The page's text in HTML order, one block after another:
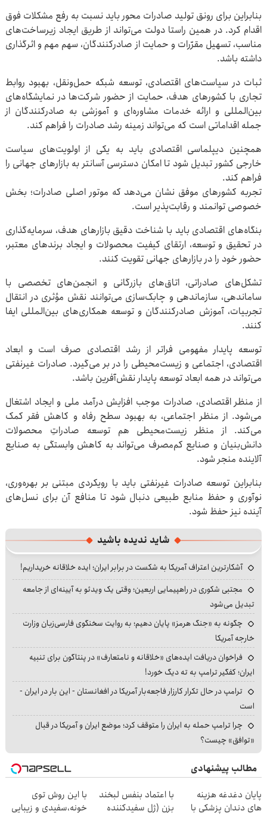
بنابراین برای رونق تولید صادرات محور باید نسبت به رفع مشکلات فوق
اقدام کرد. در همین راستا دولت می‌تواند از طریق ایجاد زیرساخت‌های
مناسب، تسهیل مقرّرات و حمایت از صادرکنندگان، سهم مهم و اثرگذاری
داشته باشد.
ثبات در سیاست‌های اقتصادی، توسعه شبکه حمل‌ونقل، بهبود روابط
تجاری با کشورهای هدف، حمایت از حضور شرکت‌ها در نمایشگاه‌های
بین‌المللی و ارائه خدمات مشاوره‌ای و آموزشی به صادرکنندگان از
جمله اقداماتی است که می‌تواند زمینه رشد صادرات را فراهم کند.
همچنین دیپلماسی اقتصادی باید به یکی از اولویت‌های سیاست
خارجی کشور تبدیل شود تا امکان دسترسی آسانتر به بازارهای جهانی را
فراهم کند.
تجربه کشورهای موفق نشان می‌دهد که موتور اصلی صادرات؛ بخش
خصوصی توانمند و رقابت‌پذیر است.
بنگاه‌های اقتصادی باید با شناخت دقیق بازارهای هدف، سرمایه‌گذاری
در تحقیق و توسعه، ارتقای کیفیت محصولات و ایجاد برندهای معتبر،
حضور خود را در بازارهای جهانی تقویت کنند.
تشکل‌های صادراتی، اتاق‌های بازرگانی و انجمن‌های تخصصی با
ساماندهی، سازماندهی و چابک‌سازی می‌توانند نقش مؤثری در انتقال
تجربیات، آموزش صادرکنندگان و توسعه همکاری‌های بین‌المللی ایفا
کنند.
توسعه پایدار مفهومی فراتر از رشد اقتصادی صرف است و ابعاد
اقتصادی، اجتماعی و زیست‌محیطی را در بر می‌گیرد. صادرات غیرنفتی
می‌تواند در همه ابعاد توسعه پایدار نقش‌آفرین باشد.
از منظر اقتصادی، صادرات موجب افزایش درآمد ملی و ایجاد اشتغال
می‌شود. از منظر اجتماعی، به بهبود سطح رفاه و کاهش فقر کمک
می‌کند. از منظر زیست‌محیطی هم توسعه صادراتِ محصولات
دانش‌بنیان و صنایع کم‌مصرف می‌تواند به کاهش وابستگی به صنایع
آلاینده منجر شود.
بنابراین توسعه صادرات غیرنفتی باید با رویکردی مبتنی بر بهره‌وری،
نوآوری و حفظ منابع طبیعی دنبال شود تا منافع آن برای نسل‌های
آینده نیز حفظ شود.
شاید ندیده باشید
آشکارترین اعتراف آمریکا به شکست در برابر ایران؛ ایده خلاقانه خریداریم!
مجتبی شکوری در راهپیمایی اربعین؛ وقتی یک ویدئو به آیینه‌ای از جامعه
تبدیل می‌شود
چگونه به «جنگ هرمز» پایان دهیم؛ به روایت سخنگوی فارسی‌زبان وزارت
خارجه آمریکا
فراخوان دریافت ایده‌های «خلاقانه و نامتعارف» در پنتاگون برای تنبیه
ایران؛ کفگیر ترامپ به ته دیگ خورد!
ترامپ در حال تکرار کارزار فاجعه‌بار آمریکا در افغانستان - این بار در ایران -
است
چرا ترامپ حمله به ایران را متوقف کرد؛ موضع ایران و آمریکا در قبال
«توافق» چیست؟
مطالب پیشنهادی
پایان دغدغه هزینه
های دندان پزشکی با
با اعتماد بنفس لبخند
بزن (ژل سفیدکننده
با این روش توی
خونه،سفیدی و زیبایی